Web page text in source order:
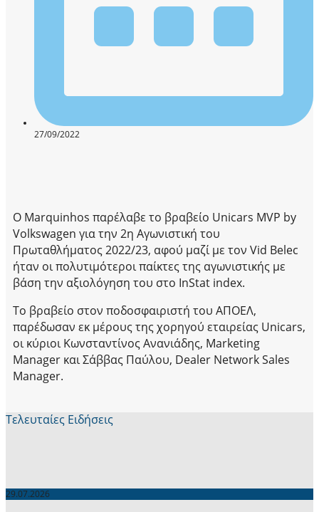
27/09/2022
Ο Marquinhos παρέλαβε το βραβείο Unicars MVP by
Volkswagen για την 2η Αγωνιστική του
Πρωταθλήματος 2022/23, αφού μαζί με τον Vid Belec
ήταν οι πολυτιμότεροι παίκτες της αγωνιστικής με
βάση την αξιολόγηση του στο InStat index.
Το βραβείο στον ποδοσφαιριστή του ΑΠΟΕΛ,
παρέδωσαν εκ μέρους της χορηγού εταιρείας Unicars,
οι κύριοι Κωνσταντίνος Ανανιάδης, Marketing
Manager και Σάββας Παύλου, Dealer Network Sales
Manager.
Τελευταίες Ειδήσεις
29.07.2026